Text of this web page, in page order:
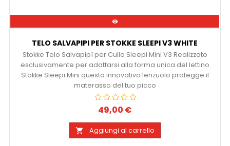

TELO SALVAPIPI PER STOKKE SLEEPI V3 WHITE
Stokke Telo Salvapipì per Culla Sleepi Mini V3 Realizzato
esclusivamente per adattarsi alla forma unica del lettino
Stokke Sleepi Mini questo innovativo lenzuolo protegge il
materasso del tuo picco
Prezzo
49,00 €
 Aggiungi al carrello